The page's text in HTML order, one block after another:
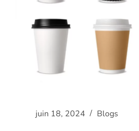
juin 18, 2024 Blogs